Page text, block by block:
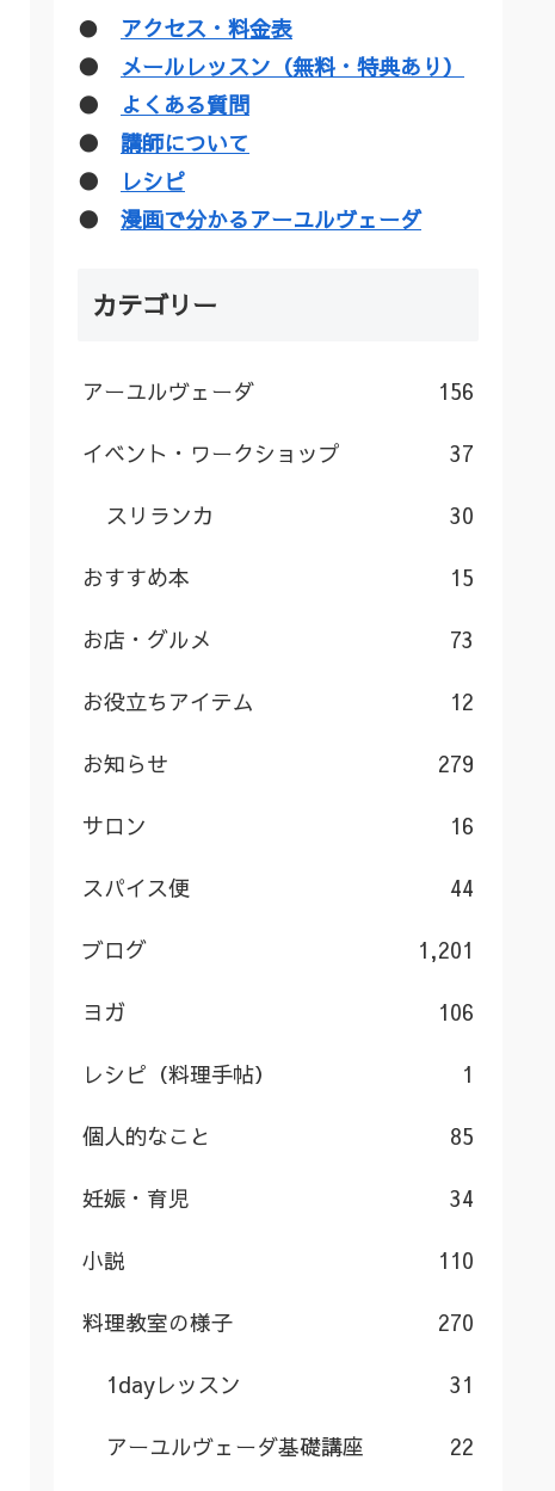
● アクセス・料金表
● メールレッスン（無料・特典あり）
●
よくある質問
● 講師について
●
レシピ
● 漫画で分かるアーユルヴェーダ
カテゴリー
アーユルヴェーダ 156
イベント・ワークショップ 37
スリランカ 30
おすすめ本 15
お店・グルメ 73
お役立ちアイテム 12
お知らせ 279
サロン 16
スパイス便 44
ブログ 1,201
ヨガ 106
レシピ（料理手帖） 1
個人的なこと 85
妊娠・育児 34
小説 110
料理教室の様子 270
1dayレッスン 31
アーユルヴェーダ基礎講座 22